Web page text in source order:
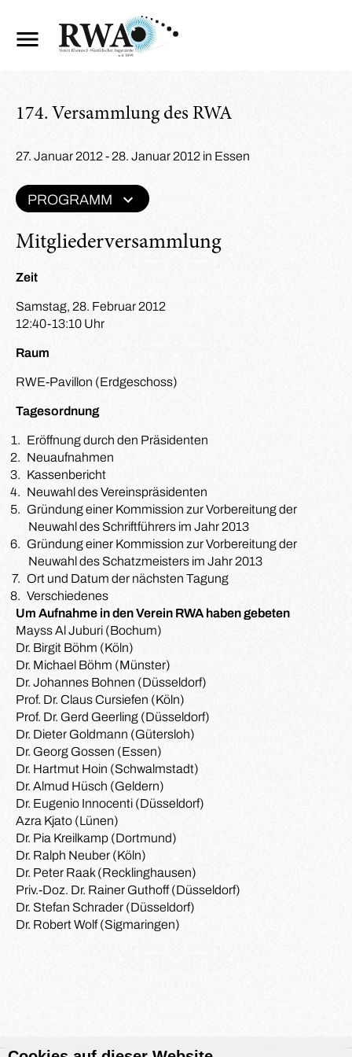
174. Versammlung des RWA
Mitgliederversammlung
Zeit
Samstag, 28. Februar 2012
12:40-13:10 Uhr
Raum
RWE-Pavillon (Erdgeschoss)
Tagesordnung
Eröffnung durch den Präsidenten
Neuaufnahmen
Kassenbericht
Neuwahl des Vereinspräsidenten
Gründung einer Kommission zur Vorbereitung der
Neuwahl des Schriftführers im Jahr 2013
Gründung einer Kommission zur Vorbereitung der
Neuwahl des Schatzmeisters im Jahr 2013
Ort und Datum der nächsten Tagung
Verschiedenes
Um Aufnahme in den Verein RWA haben gebeten
Mayss Al Juburi (Bochum)
Dr. Birgit Böhm (Köln)
Dr. Michael Böhm (Münster)
Dr. Johannes Bohnen (Düsseldorf)
Prof. Dr. Claus Cursiefen (Köln)
Prof. Dr. Gerd Geerling (Düsseldorf)
Dr. Dieter Goldmann (Gütersloh)
Dr. Georg Gossen (Essen)
Dr. Hartmut Hoin (Schwalmstadt)
Dr. Almud Hüsch (Geldern)
Dr. Eugenio Innocenti (Düsseldorf)
Azra Kjato (Lünen)
Dr. Pia Kreilkamp (Dortmund)
Dr. Ralph Neuber (Köln)
Dr. Peter Raak (Recklinghausen)
Priv.-Doz. Dr. Rainer Guthoff (Düsseldorf)
Dr. Stefan Schrader (Düsseldorf)
Dr. Robert Wolf (Sigmaringen)
27. Januar 2012 - 28. Januar 2012 in Essen
PROGRAMM